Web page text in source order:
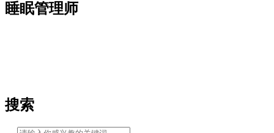
睡眠管理师
搜索